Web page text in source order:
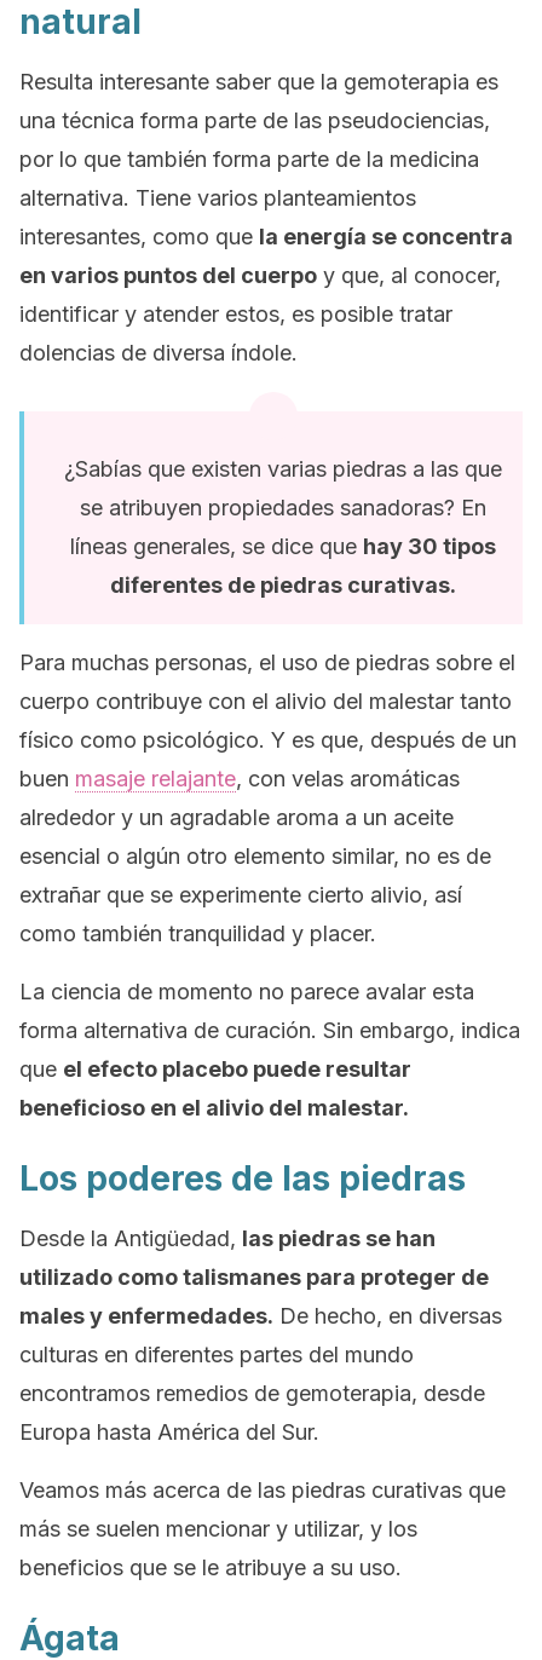
natural
Resulta interesante saber que la gemoterapia es
una técnica forma parte de las pseudociencias,
por lo que también forma parte de la medicina
alternativa. Tiene varios planteamientos
interesantes, como que la energía se concentra
en varios puntos del cuerpo y que, al conocer,
identificar y atender estos, es posible tratar
dolencias de diversa índole.
¿Sabías que existen varias piedras a las que
se atribuyen propiedades sanadoras? En
líneas generales, se dice que hay 30 tipos
diferentes de piedras curativas.
Para muchas personas, el uso de piedras sobre el
cuerpo contribuye con el alivio del malestar tanto
físico como psicológico. Y es que, después de un
buen masaje relajante, con velas aromáticas
alrededor y un agradable aroma a un aceite
esencial o algún otro elemento similar, no es de
extrañar que se experimente cierto alivio, así
como también tranquilidad y placer.
La ciencia de momento no parece avalar esta
forma alternativa de curación. Sin embargo, indica
que el efecto placebo puede resultar
beneficioso en el alivio del malestar.
Los poderes de las piedras
Desde la Antigüedad, las piedras se han
utilizado como talismanes para proteger de
males y enfermedades. De hecho, en diversas
culturas en diferentes partes del mundo
encontramos remedios de gemoterapia, desde
Europa hasta América del Sur.
Veamos más acerca de las piedras curativas que
más se suelen mencionar y utilizar, y los
beneficios que se le atribuye a su uso.
Ágata